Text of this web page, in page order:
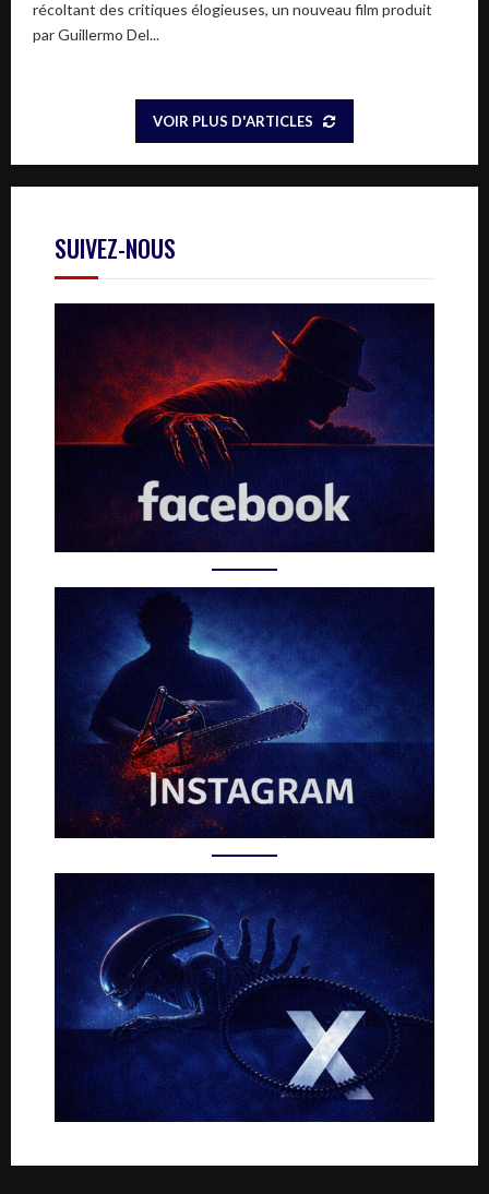
récoltant des critiques élogieuses, un nouveau film produit
par Guillermo Del...
VOIR PLUS D'ARTICLES
SUIVEZ-NOUS